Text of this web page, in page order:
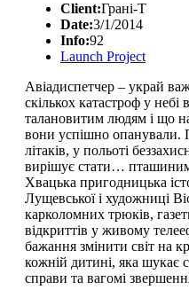
Client:Грані-Т
Date:3/1/2014
Info:92
Launch Project
Авіадиспетчер – украй
скількох катастроф у
талановитим людям і що
вони успішно опанували.
літаків, у польоті
вирішує стати…
Хвацька пригодницька
Лущевської і художниці
карколомних трюків,
відкриттів у живому
бажання змінити світ на
кожній дитині, яка шукає
справи та вагомі